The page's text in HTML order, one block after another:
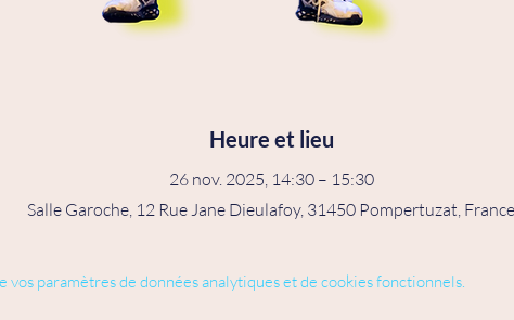
Heure et lieu
26 nov. 2025, 14:30 – 15:30
Salle Garoche, 12 Rue Jane Dieulafoy, 31450 Pompertuzat, France
vos paramètres de données analytiques et de cookies fonctionnels.